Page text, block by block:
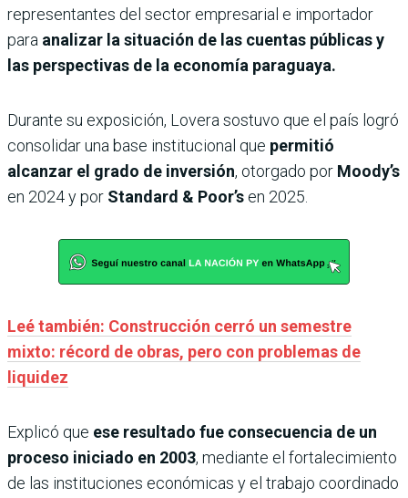
representantes del sector empresarial e importador
para analizar la situación de las cuentas públicas y
las perspectivas de la economía paraguaya.
Durante su exposición, Lovera sostuvo que el país logró
consolidar una base institucional que permitió
alcanzar el grado de inversión, otorgado por Moody’s
en 2024 y por Standard & Poor’s en 2025.
Leé también: Construcción cerró un semestre
mixto: récord de obras, pero con problemas de
liquidez
Explicó que ese resultado fue consecuencia de un
proceso iniciado en 2003, mediante el fortalecimiento
de las instituciones económicas y el trabajo coordinado